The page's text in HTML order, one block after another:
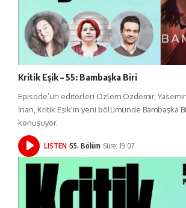
Kritik Eşik – 55: Bambaşka Biri
Episode’un editörleri Özlem Özdemir,
İnan, Kritik Eşik'in yeni bölümünde Bambaşka
konuşuyor.
LISTEN 55. Bölüm Süre: 19:07